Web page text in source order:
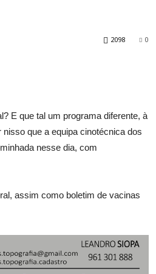
0
2098
E que tal um programa diferente, à
que a equipa cinotécnica dos
nesse dia, com
assim como boletim de vacinas